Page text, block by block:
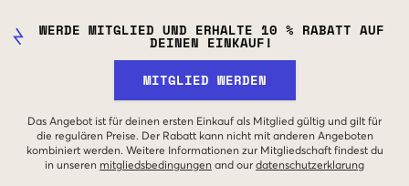
WERDE MITGLIED UND ERHALTE 10 % RABATT AUF
DEINEN EINKAUF!
MITGLIED WERDEN
Das Angebot ist für deinen ersten Einkauf als Mitglied gültig und gilt für
die regulären Preise. Der Rabatt kann nicht mit anderen Angeboten
kombiniert werden. Weitere Informationen zur Mitgliedschaft findest du
in unseren mitgliedsbedingungen and our datenschutzerklarung